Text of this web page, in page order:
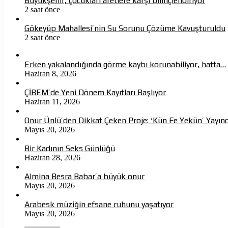
2 saat önce
Gökeyüp Mahallesi’nin Su Sorunu Çözüme Kavuşturuldu
2 saat önce
Erken yakalandığında görme kaybı korunabiliyor, hatta…
Haziran 8, 2026
ÇİBEM’de Yeni Dönem Kayıtları Başlıyor
Haziran 11, 2026
Onur Ünlü’den Dikkat Çeken Proje: ‘Kün Fe Yekün’
Mayıs 20, 2026
Bir Kadının Seks Günlüğü
Haziran 28, 2026
Almina Besra Babar’a büyük onur
Mayıs 20, 2026
Arabesk müziğin efsane ruhunu yaşatıyor
Mayıs 20, 2026